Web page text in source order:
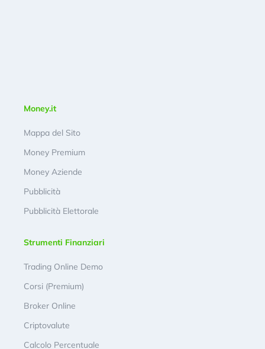
Money.it
Mappa del Sito
Money Premium
Money Aziende
Pubblicità
Pubblicità Elettorale
Strumenti Finanziari
Trading Online Demo
Corsi (Premium)
Broker Online
Criptovalute
Calcolo Percentuale